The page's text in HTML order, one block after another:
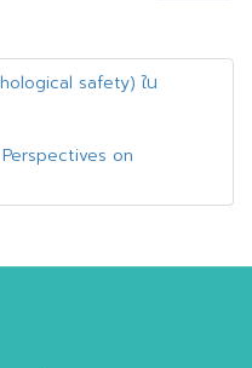
safety) ใน
on